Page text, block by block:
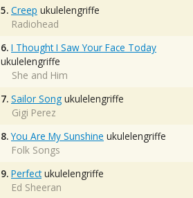
5. Creep ukulelengriffe
Radiohead
6. I Thought I Saw Your Face Today
ukulelengriffe
She and Him
7. Sailor Song ukulelengriffe
Gigi Perez
8. You Are My Sunshine ukulelengriffe
Folk Songs
9. Perfectukulelengriffe
Ed Sheeran